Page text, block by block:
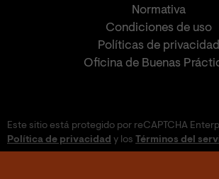
Normativa
Condiciones de uso
Políticas de privacidad
Oficina de Buenas
Este sitio está protegido por reCAPTCHA
Política de privacidad y los Términos del